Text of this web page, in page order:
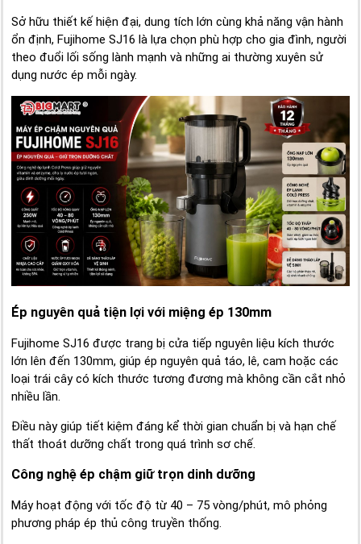
Sở hữu thiết kế hiện đại, dung tích lớn cùng khả năng vận hành
ổn định, Fujihome SJ16 là lựa chọn phù hợp cho gia đình, người
theo đuổi lối sống lành mạnh và những ai thường xuyên sử
dụng nước ép mỗi ngày.
Ép nguyên quả tiện lợi với miệng ép 130mm
Fujihome SJ16 được trang bị cửa tiếp nguyên liệu kích thước
lớn lên đến 130mm, giúp ép nguyên quả táo, lê, cam hoặc các
loại trái cây có kích thước tương đương mà không cần cắt nhỏ
nhiều lần.
Điều này giúp tiết kiệm đáng kể thời gian chuẩn bị và hạn chế
thất thoát dưỡng chất trong quá trình sơ chế.
Công nghệ ép chậm giữ trọn dinh dưỡng
Máy hoạt động với tốc độ từ 40 – 75 vòng/phút, mô phỏng
phương pháp ép thủ công truyền thống.